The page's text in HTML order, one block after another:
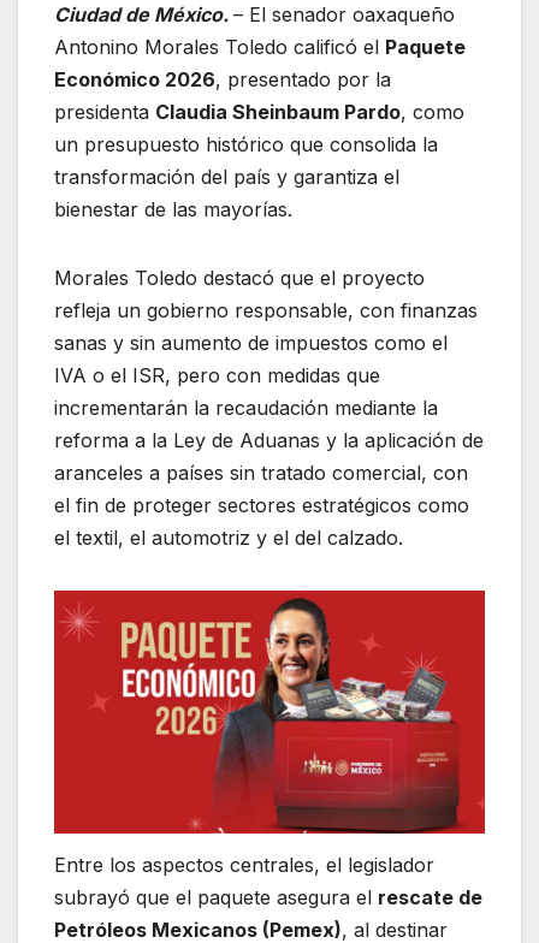
Ciudad de México. – El senador oaxaqueño
Antonino Morales Toledo calificó el Paquete
Económico 2026, presentado por la
presidenta Claudia Sheinbaum Pardo, como
un presupuesto histórico que consolida la
transformación del país y garantiza el
bienestar de las mayorías.
Morales Toledo destacó que el proyecto
refleja un gobierno responsable, con finanzas
sanas y sin aumento de impuestos como el
IVA o el ISR, pero con medidas que
incrementarán la recaudación mediante la
reforma a la Ley de Aduanas y la aplicación de
aranceles a países sin tratado comercial, con
el fin de proteger sectores estratégicos como
el textil, el automotriz y el del calzado.
Entre los aspectos centrales, el legislador
subrayó que el paquete asegura el rescate de
Petróleos Mexicanos (Pemex), al destinar